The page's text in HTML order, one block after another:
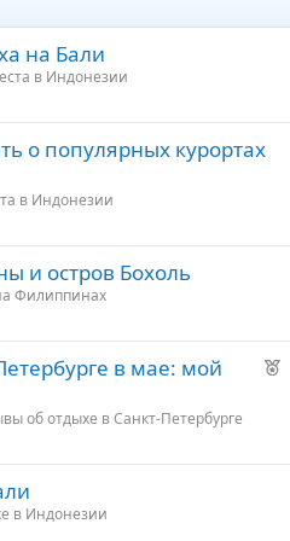
на Бали
в Индонезии
о популярных курортах
в Индонезии
и остров Бохоль
Филиппинах
Р
в мае: мой
об отдыхе в Санкт-Петербурге
в Индонезии